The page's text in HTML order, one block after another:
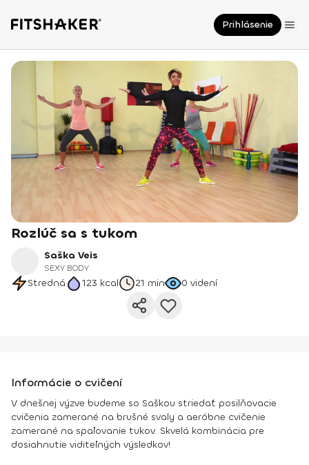
Prihlásenie
Rozlúč sa s tukom
Saška Veis
SEXY BODY
Stredná 123 kcal 21 min 0 videní
Informácie o cvičení
V dnešnej výzve budeme so Saškou striedať posilňovacie
cvičenia zamerané na brušné svaly a aeróbne cvičenie
zamerané na spaľovanie tukov. Skvelá kombinácia pre
dosiahnutie viditeľných výsledkov!